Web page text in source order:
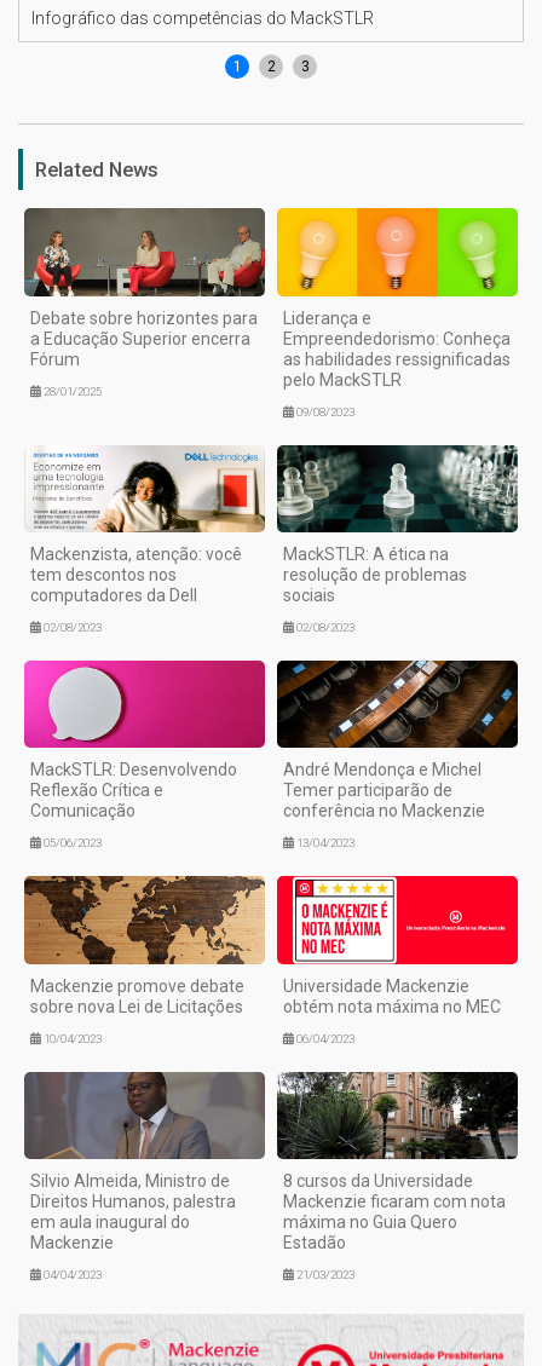
Infográfico das competências do MackSTLR
1 2 3
Related News
Debate sobre horizontes para
a Educação Superior encerra
Fórum
28/01/2025
Liderança e
Empreendedorismo: Conheça
as habilidades ressignificadas
pelo MackSTLR
09/08/2023
Mackenzista, atenção: você
tem descontos nos
computadores da Dell
02/08/2023
MackSTLR: A ética na
resolução de problemas
sociais
02/08/2023
MackSTLR: Desenvolvendo
Reflexão Crítica e
Comunicação
05/06/2023
André Mendonça e Michel
Temer participarão de
conferência no Mackenzie
13/04/2023
Mackenzie promove debate
sobre nova Lei de Licitações
10/04/2023
Universidade Mackenzie
obtém nota máxima no MEC
06/04/2023
Silvio Almeida, Ministro de
Direitos Humanos, palestra
em aula inaugural do
Mackenzie
04/04/2023
8 cursos da Universidade
Mackenzie ficaram com nota
máxima no Guia Quero
Estadão
21/03/2023